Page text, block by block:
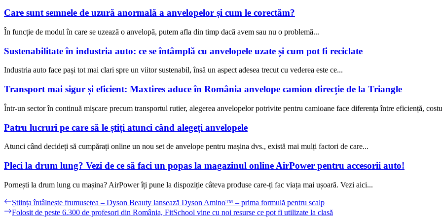
Care sunt semnele de uzură anormală a anvelopelor și cum le corectăm?
În funcție de modul în care se uzează o anvelopă, putem afla din timp dacă avem sau nu o problemă...
Sustenabilitate în industria auto: ce se întâmplă cu anvelopele uzate și cum pot fi reciclate
Industria auto face pași tot mai clari spre un viitor sustenabil, însă un aspect adesea trecut cu vederea este ce...
Transport mai sigur și eficient: Maxtires aduce în România anvelope camion direcție de la Triangle
Într-un sector în continuă mișcare precum transportul rutier, alegerea anvelopelor potrivite pentru camioane face diferența între eficiență,
Patru lucruri pe care să le știți atunci când alegeți anvelopele
Atunci când decideți să cumpărați online un nou set de anvelope pentru mașina dvs., există mai mulți factori de care...
Pleci la drum lung? Vezi de ce să faci un popas la magazinul online AirPower pentru accesorii auto!
Pornești la drum lung cu mașina? AirPower îți pune la dispoziție câteva produse care-ți fac viața mai ușoară. Vezi aici...
Navigare
în
Previous
post:
Știința întâlnește frumusețea – Dyson Beauty lansează Dyson Amino™ – prima formulă pentru scalp
Next
Folosit de peste 6.300 de profesori din România, FitSchool vine cu noi resurse ce pot fi utilizate la clasă